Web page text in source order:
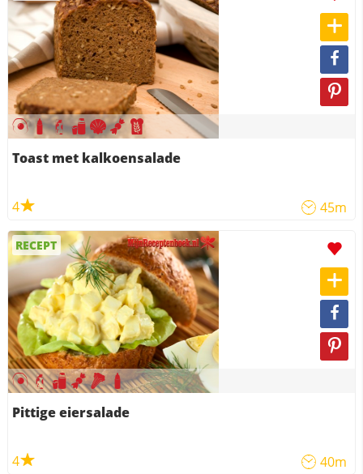
Toast met kalkoensalade
4 45m
RECEPT
Pittige eiersalade
4 40m